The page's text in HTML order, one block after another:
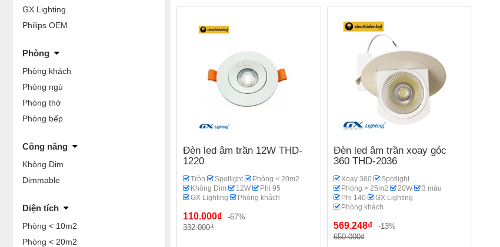
GX Lighting
Philips OEM
Phòng
Phòng khách
Phòng ngủ
Phòng thờ
Phòng bếp
Công năng
Không Dim
Dimmable
Diện tích
Phòng < 10m2
Phòng < 20m2
Đèn led âm trần 12W THD-
1220
Tròn Spotlight
Phòng < 20m2
Không Dim
12W
Phi 95
GX Lighting
Phòng khách
110.000₫
-67%
332.000₫
Đèn led âm trần xoay góc
360 THD-2036
Xoay 360
Spotlight
Phòng > 25m2
20W
3 màu
Phi 140
GX Lighting
Phòng khách
569.248₫
-13%
650.000₫